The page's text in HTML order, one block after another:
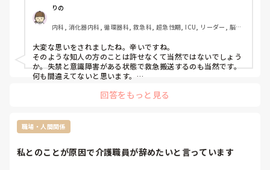
そんな重傷だったのにも関わらず、旦那に高圧的な言い方で
危険な作業場に連れていって下さった方と、元請けからは、
私が 急変した旦那を救急搬送した事が、間違いだったと言
ってきてるそうです。
でも、あの時、救急搬送せずに ただ見守ってるだけだと、か
えって危険だったと 伝えてもらってるんですが、それでも
未だに、救急搬送は、間違いだった、そっちが怪我したお陰
て、謝罪の一言もありません。旦那は、退院してるけど、未
えてもらっても、痛みが まだ続いてて、この症状は もしか
したら 一生残るかもしれないそうなんです。
る、旦那は、過呼吸や下痢にまでなってます。
りの
内科, 消化器内科, 循環器科, 救急科, 超急性期, ICU, リーダー, 脳神
大変な思いをされましたね。辛いですね。
そのような知人の方のことは許せなくて当然ではないでしょう
か。失禁と意識障害がある状態で救急搬送するのも当然です。
何も間違えてないと思います。
回答をもっと見る
職場・人間関係
私とのことが原因で介護職員が辞めたいと言っています